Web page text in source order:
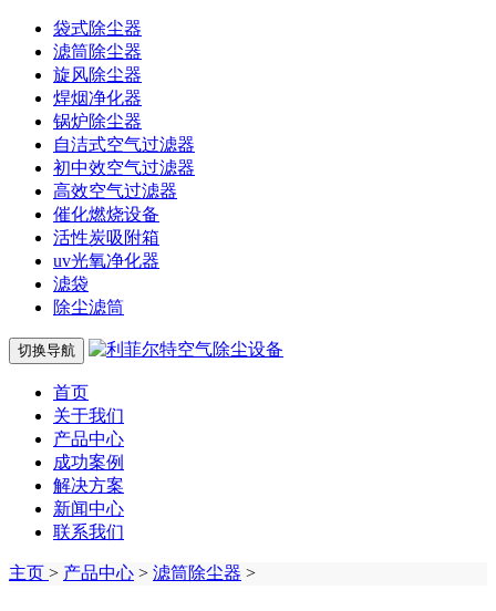
袋式除尘器
滤筒除尘器
旋风除尘器
焊烟净化器
锅炉除尘器
自洁式空气过滤器
初中效空气过滤器
高效空气过滤器
催化燃烧设备
活性炭吸附箱
uv光氧净化器
滤袋
除尘滤筒
切换导航
首页
关于我们
产品中心
成功案例
解决方案
新闻中心
联系我们
主页 > 产品中心 > 滤筒除尘器 >